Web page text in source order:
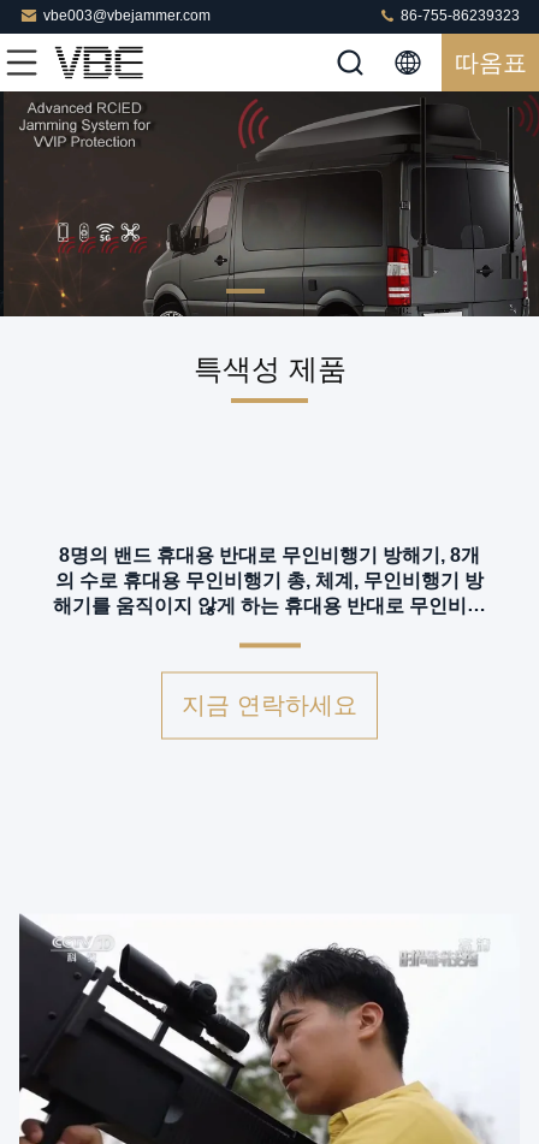
vbe003@vbejammer.com 86-755-86239323
따옴표
특색성 제품
8명의 밴드 휴대용 반대로 무인비행기 방해기, 8개
의 수로 휴대용 무인비행기 총, 체계, 무인비행기 방
해기를 움직이지 않게 하는 휴대용 반대로 무인비행
지금 연락하세요